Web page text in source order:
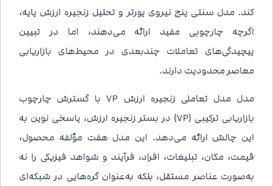
کند. مدل سنتی پنج نیروی پورتر و تحلیل زنجیره ارزش پایه،
اگرچه چارچوبی مفید ارائه می‌دهند، اما در تبیین
پیچیدگی‌های تعاملات چندبعدی در محیط‌های بازاریابی
معاصر محدودیت دارند.
مدل مدل تعاملی زنجیره ارزش 7P با گسترش چارچوب
بازاریابی ترکیبی (7P) در بستر زنجیره ارزش، پاسخی نوین به
این چالش ارائه می‌دهد. این مدل هفت مؤلفه محصول،
قیمت، مکان، تبلیغات، افراد، فرآیند و شواهد فیزیکی را نه
به‌صورت عناصر مستقل، بلکه به‌عنوان گره‌هایی در شبکه‌ای